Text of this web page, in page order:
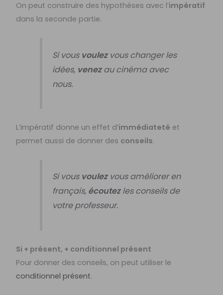
On peut construire des hypothèses avec l’impératif
dans la seconde partie.
Si vous voulezvous changer les
idées, venezau cinéma avec
nous.
L’impératif donne un effet d’immédiateté et
permet aussi de donner des conseils.
Si vous voulezvous améliorer en
français, écoutezles conseils de
votre professeur.
Si + présent, + conditionnel présent
Pour donner des conseils, on peut utiliser le
conditionnel présent.